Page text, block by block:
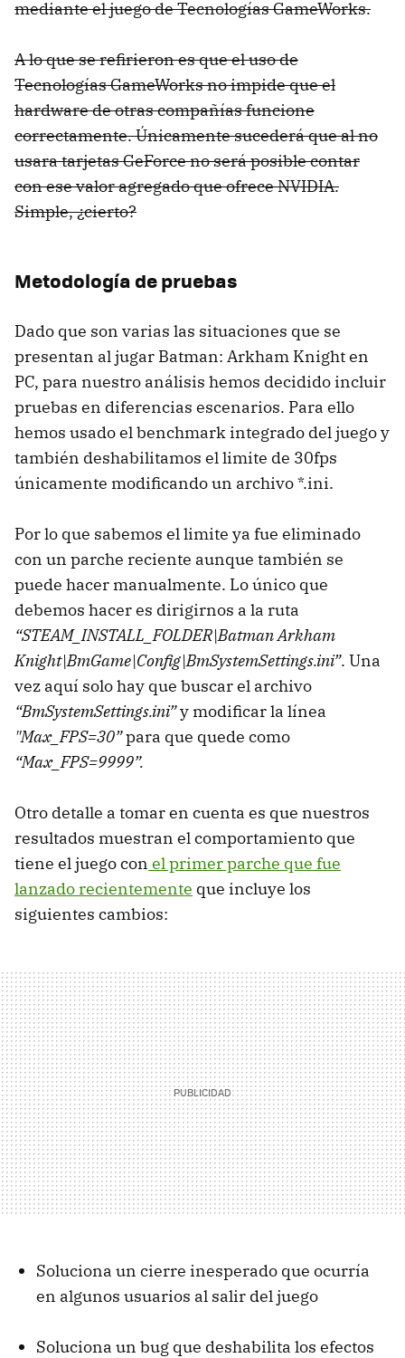
mediante el juego de Tecnologías GameWorks.
A lo que se refirieron es que el uso de
Tecnologías GameWorks no impide que el
hardware de otras compañías funcione
correctamente. Únicamente sucederá que al no
usara tarjetas GeForce no será posible contar
con ese valor agregado que ofrece NVIDIA.
Simple, ¿cierto?
Metodología de pruebas
Dado que son varias las situaciones que se
presentan al jugar Batman: Arkham Knight en
PC, para nuestro análisis hemos decidido incluir
pruebas en diferencias escenarios. Para ello
hemos usado el benchmark integrado del juego y
también deshabilitamos el limite de 30fps
únicamente modificando un archivo *.ini.
Por lo que sabemos el limite ya fue eliminado
con un parche reciente aunque también se
puede hacer manualmente. Lo único que
debemos hacer es dirigirnos a la ruta
“STEAM_INSTALL_FOLDER\Batman Arkham
Knight\BmGame\Config\BmSystemSettings.ini”. Una
vez aquí solo hay que buscar el archivo
“BmSystemSettings.ini”y modificar la línea
"Max_FPS=30”para que quede como
“Max_FPS=9999”.
Otro detalle a tomar en cuenta es que nuestros
resultados muestran el comportamiento que
tiene el juego con el primer parche que fue
lanzado recientemente que incluye los
siguientes cambios:
Soluciona un cierre inesperado que ocurría
en algunos usuarios al salir del juego
Soluciona un bug que deshabilita los efectos